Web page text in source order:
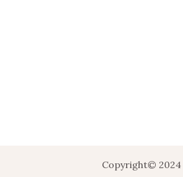
Copyright© 2024